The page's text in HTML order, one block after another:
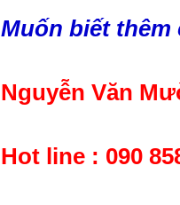
Muốn biết
Nguyễn Văn
Hot line : 090